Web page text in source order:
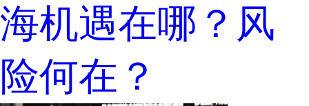
海机遇在哪？风
险何在？